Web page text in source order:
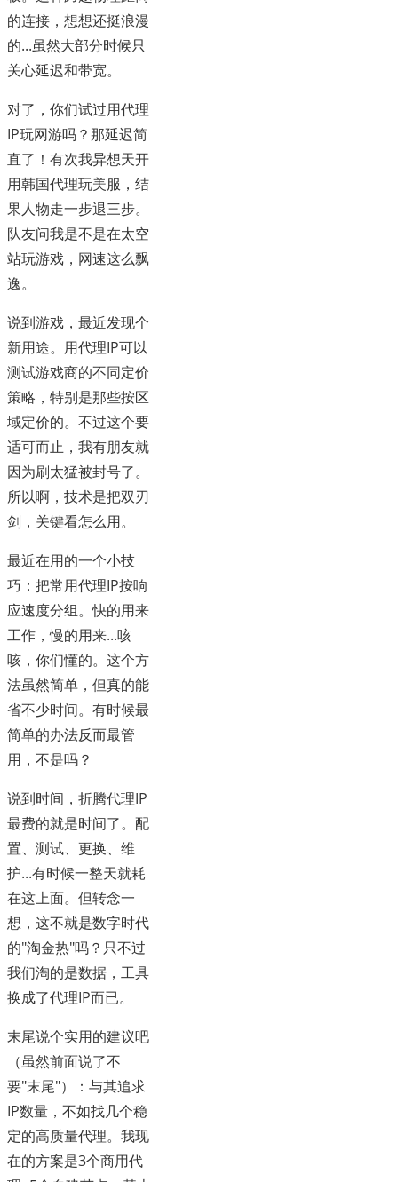
的连接，想想还挺浪漫
的...虽然大部分时候只
关心延迟和带宽。
对了，你们试过用代理
IP玩网游吗？那延迟简
直了！有次我异想天开
用韩国代理玩美服，结
果人物走一步退三步。
队友问我是不是在太空
站玩游戏，网速这么飘
逸。
说到游戏，最近发现个
新用途。用代理IP可以
测试游戏商的不同定价
策略，特别是那些按区
域定价的。不过这个要
适可而止，我有朋友就
因为刷太猛被封号了。
所以啊，技术是把双刃
剑，关键看怎么用。
最近在用的一个小技
巧：把常用代理IP按响
应速度分组。快的用来
工作，慢的用来...咳
咳，你们懂的。这个方
法虽然简单，但真的能
省不少时间。有时候最
简单的办法反而最管
用，不是吗？
说到时间，折腾代理IP
最费的就是时间了。配
置、测试、更换、维
护...有时候一整天就耗
在这上面。但转念一
想，这不就是数字时代
的"淘金热"吗？只不过
我们淘的是数据，工具
换成了代理IP而已。
末尾说个实用的建议吧
（虽然前面说了不
要"末尾"）：与其追求
IP数量，不如找几个稳
定的高质量代理。我现
在的方案是3个商用代